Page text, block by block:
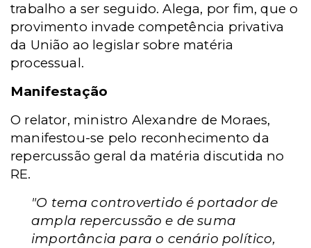
trabalho a ser seguido. Alega, por fim, que o
provimento invade competência privativa
da União ao legislar sobre matéria
processual.
Manifestação
O relator, ministro Alexandre de Moraes,
manifestou-se pelo reconhecimento da
repercussão geral da matéria discutida no
RE.
"O tema controvertido é portador de
ampla repercussão e de suma
importância para o cenário político,